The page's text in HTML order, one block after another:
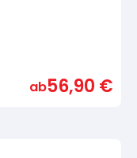
ab56,90 €